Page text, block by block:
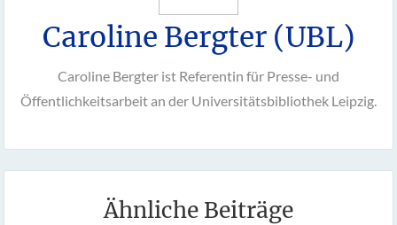
Caroline Bergter (UBL)
Caroline Bergter ist Referentin für Presse- und
Öffentlichkeitsarbeit an der Universitätsbibliothek Leipzig.
Ähnliche Beiträge